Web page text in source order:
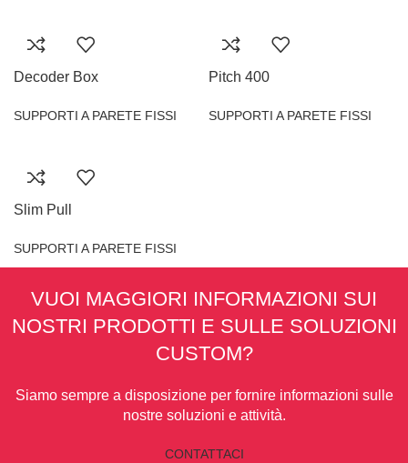
Decoder Box
SUPPORTI A PARETE FISSI
Pitch 400
SUPPORTI A PARETE FISSI
Slim Pull
SUPPORTI A PARETE FISSI
VUOI MAGGIORI INFORMAZIONI SUI
NOSTRI PRODOTTI E SULLE SOLUZIONI
CUSTOM?
Siamo sempre a disposizione per fornire informazioni sulle
nostre soluzioni e attività.
CONTATTACI